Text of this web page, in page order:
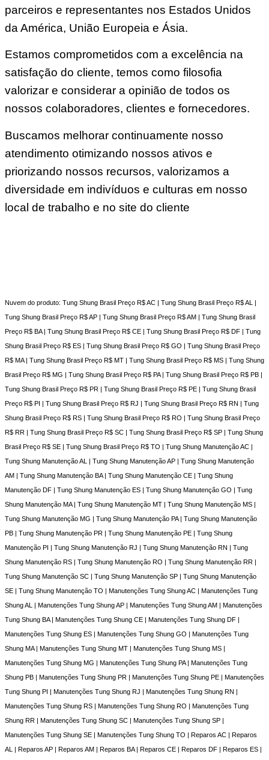
parceiros e representantes nos Estados Unidos
da América, União Europeia e Ásia.
Estamos comprometidos com a excelência na
satisfação do cliente, temos como filosofia
valorizar e considerar a opinião de todos os
nossos colaboradores, clientes e fornecedores.
Buscamos melhorar continuamente nosso
atendimento otimizando nossos ativos e
priorizando nossos recursos, valorizamos a
diversidade em indivíduos e culturas em nosso
local de trabalho e no site do cliente
Nuvem do produto: Tung Shung Brasil Preço R$ AC | Tung Shung Brasil Preço R$ AL |
Tung Shung Brasil Preço R$ AP | Tung Shung Brasil Preço R$ AM | Tung Shung Brasil
Preço R$ BA | Tung Shung Brasil Preço R$ CE | Tung Shung Brasil Preço R$ DF | Tung
Shung Brasil Preço R$ ES | Tung Shung Brasil Preço R$ GO | Tung Shung Brasil Preço
R$ MA | Tung Shung Brasil Preço R$ MT | Tung Shung Brasil Preço R$ MS | Tung Shung
Brasil Preço R$ MG | Tung Shung Brasil Preço R$ PA | Tung Shung Brasil Preço R$ PB |
Tung Shung Brasil Preço R$ PR | Tung Shung Brasil Preço R$ PE | Tung Shung Brasil
Preço R$ PI | Tung Shung Brasil Preço R$ RJ | Tung Shung Brasil Preço R$ RN | Tung
Shung Brasil Preço R$ RS | Tung Shung Brasil Preço R$ RO | Tung Shung Brasil Preço
R$ RR | Tung Shung Brasil Preço R$ SC | Tung Shung Brasil Preço R$ SP | Tung Shung
Brasil Preço R$ SE | Tung Shung Brasil Preço R$ TO | Tung Shung Manutenção AC |
Tung Shung Manutenção AL | Tung Shung Manutenção AP | Tung Shung Manutenção
AM | Tung Shung Manutenção BA | Tung Shung Manutenção CE | Tung Shung
Manutenção DF | Tung Shung Manutenção ES | Tung Shung Manutenção GO | Tung
Shung Manutenção MA | Tung Shung Manutenção MT | Tung Shung Manutenção MS |
Tung Shung Manutenção MG | Tung Shung Manutenção PA | Tung Shung Manutenção
PB | Tung Shung Manutenção PR | Tung Shung Manutenção PE | Tung Shung
Manutenção PI | Tung Shung Manutenção RJ | Tung Shung Manutenção RN | Tung
Shung Manutenção RS | Tung Shung Manutenção RO | Tung Shung Manutenção RR |
Tung Shung Manutenção SC | Tung Shung Manutenção SP | Tung Shung Manutenção
SE | Tung Shung Manutenção TO | Manutenções Tung Shung AC | Manutenções Tung
Shung AL | Manutenções Tung Shung AP | Manutenções Tung Shung AM | Manutenções
Tung Shung BA | Manutenções Tung Shung CE | Manutenções Tung Shung DF |
Manutenções Tung Shung ES | Manutenções Tung Shung GO | Manutenções Tung
Shung MA | Manutenções Tung Shung MT | Manutenções Tung Shung MS |
Manutenções Tung Shung MG | Manutenções Tung Shung PA | Manutenções Tung
Shung PB | Manutenções Tung Shung PR | Manutenções Tung Shung PE | Manutenções
Tung Shung PI | Manutenções Tung Shung RJ | Manutenções Tung Shung RN |
Manutenções Tung Shung RS | Manutenções Tung Shung RO | Manutenções Tung
Shung RR | Manutenções Tung Shung SC | Manutenções Tung Shung SP |
Manutenções Tung Shung SE | Manutenções Tung Shung TO | Reparos AC | Reparos
AL | Reparos AP | Reparos AM | Reparos BA | Reparos CE | Reparos DF | Reparos ES |